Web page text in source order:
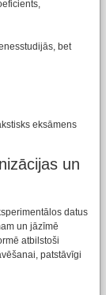
bet
eksāmens
un
datus
un jāzīmē
atbilstoši
patstāvīgi